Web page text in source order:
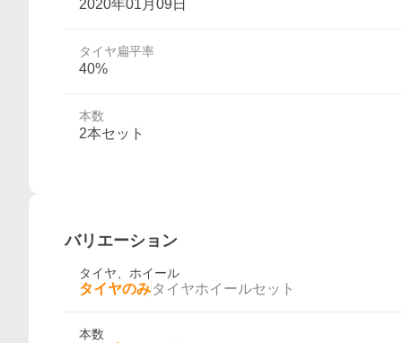
2020年01月09日
タイヤ扁平率
40%
本数
2本セット
バリエーション
タイヤ、ホイール
タイヤのみタイヤホイールセット
本数